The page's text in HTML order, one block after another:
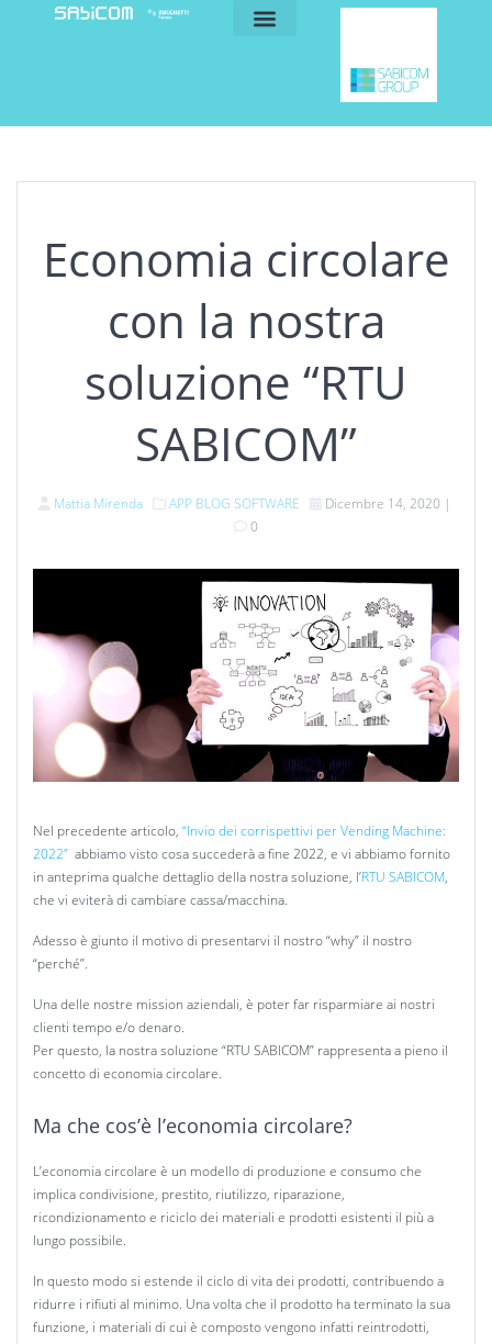
Economia circolare
con la nostra
soluzione “RTU
SABICOM”
Mattia Mirenda APP BLOG SOFTWARE Dicembre 14, 2020 |
0
Nel precedente articolo, “Invio dei corrispettivi per Vending Machine:
2022” abbiamo visto cosa succederà a fine 2022, e vi abbiamo fornito
in anteprima qualche dettaglio della nostra soluzione, l’RTU SABICOM,
che vi eviterà di cambiare cassa/macchina.
Adesso è giunto il motivo di presentarvi il nostro “why” il nostro
“perché”.
Una delle nostre mission aziendali, è poter far risparmiare ai nostri
clienti tempo e/o denaro.
Per questo, la nostra soluzione “RTU SABICOM” rappresenta a pieno il
concetto di economia circolare.
Ma che cos’è l’economia circolare?
L’economia circolare è un modello di produzione e consumo che
implica condivisione, prestito, riutilizzo, riparazione,
ricondizionamento e riciclo dei materiali e prodotti esistenti il più a
lungo possibile.
In questo modo si estende il ciclo di vita dei prodotti, contribuendo a
ridurre i rifiuti al minimo. Una volta che il prodotto ha terminato la sua
funzione, i materiali di cui è composto vengono infatti reintrodotti,